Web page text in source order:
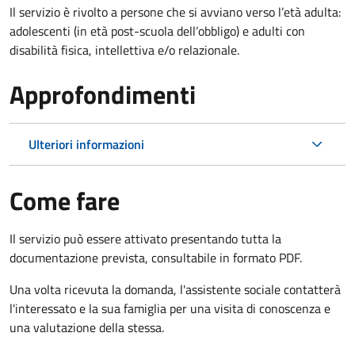
Il servizio è rivoltoa persone che si avviano verso l’età adulta:
adolescenti (in età post-scuola dell’obbligo) e adulti con
disabilità fisica, intellettiva e/o relazionale.
Approfondimenti
Ulteriori informazioni
Come fare
Il servizio può essere attivato presentando tutta la
documentazione prevista, consultabile in formato PDF.
Una volta ricevuta la domanda, l'assistente sociale contatterà
l'interessato e la sua famiglia per una visita di conoscenza e
una valutazione della stessa.